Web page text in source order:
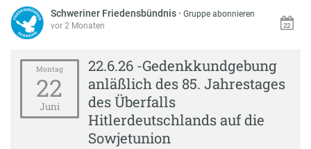
Schweriner Friedensbündnis ·Gruppe abonnieren
vor 2 Monaten
Montag
22
Juni
22.6.26 -Gedenkkundgebung
anläßlich des 85. Jahrestages
des Überfalls
Hitlerdeutschlands auf die
Sowjetunion